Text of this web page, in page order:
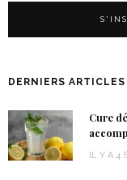
DERNIERS ARTICLES
Cure
IL Y A 4